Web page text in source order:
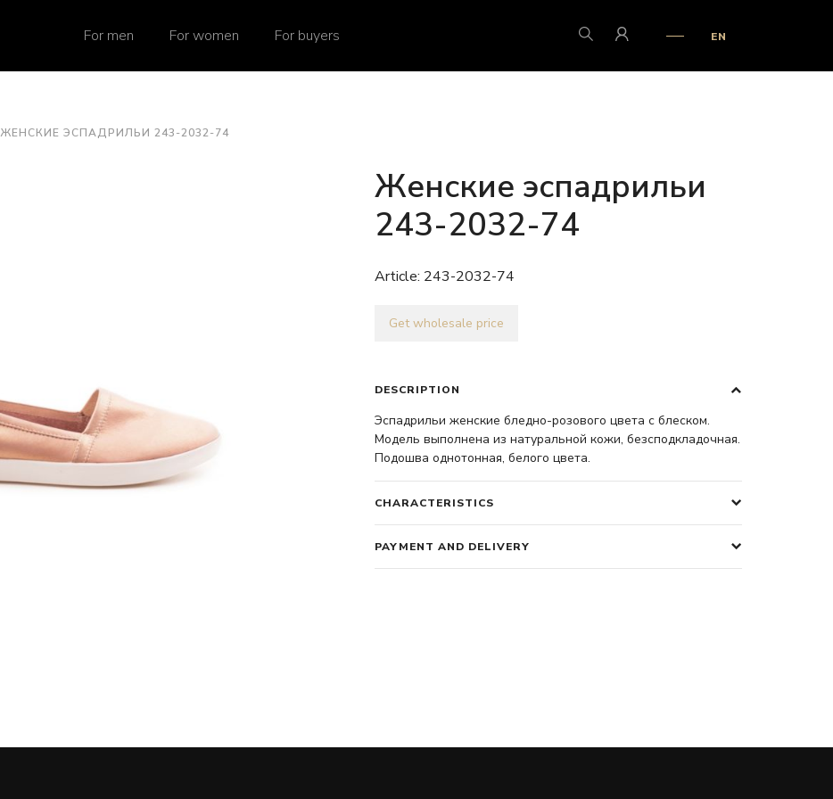
For men For women For buyers EN
ЖЕНСКИЕ ЭСПАДРИЛЬИ 243-2032-74
Женские эспадрильи
243-2032-74
Article: 243-2032-74
Get wholesale price
DESCRIPTION
Эспадрильи женские бледно-розового цвета с блеском.
Модель выполнена из натуральной кожи, безсподкладочная.
Подошва однотонная, белого цвета.
CHARACTERISTICS
PAYMENT AND DELIVERY